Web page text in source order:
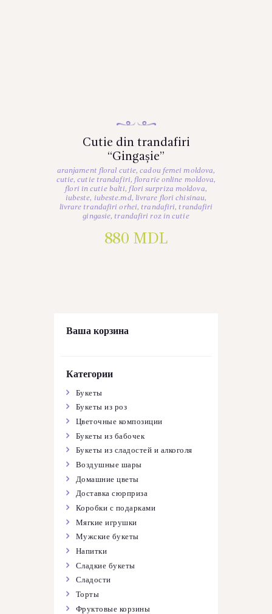
Cutie din trandafiri
“Gingașie”
aranjament floral cutie,cadou femei moldova,
cutie,cutie trandafiri, florarie online moldova,
flori in cutie balti, flori surpriza moldova,
iubeste, iubeste.md, livrare flori chisinau,
livrare trandafiri orhei, trandafiri, trandafiri
gingasie, trandafiri roz in cutie
880 MDL
Ваша корзина
Категории
Букеты
Букеты из роз
Цветочные композиции
Букеты из бабочек
Букеты из сладостей и алкоголя
Воздушные шары
Домашние цветы
Доставка сюрприза
Коробки с подарками
Мягкие игрушки
Мужские букеты
Напитки
Сладкие букеты
Сладости
Торты
Фруктовые корзины